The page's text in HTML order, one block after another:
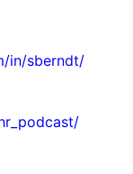
in/sberndt/